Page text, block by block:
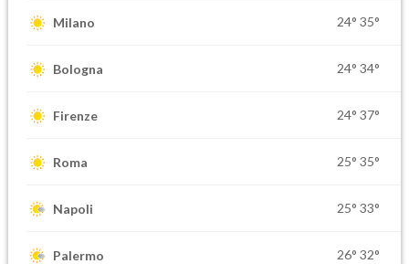
Milano 24° 35°
Bologna 24° 34°
Firenze 24° 37°
Roma 25° 35°
Napoli 25° 33°
Palermo 26° 32°